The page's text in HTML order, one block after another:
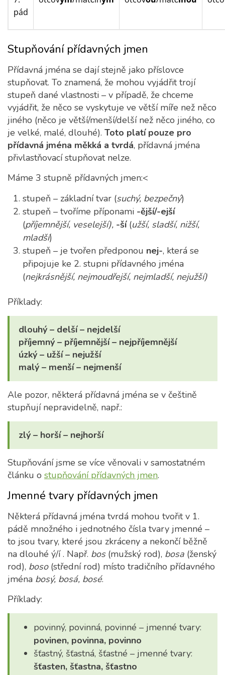
pád
Stupňování přídavných jmen
Přídavná jména se dají stejně jako příslovce
stupňovat. To znamená, že mohou vyjádřit trojí
stupeň dané vlastnosti – v případě, že chceme
vyjádřit, že něco se vyskytuje ve větší míře než něco
jiného (něco je větší/menší/delší než něco jiného, co
je velké, malé, dlouhé). Toto platí pouze pro
přídavná jména měkká a tvrdá, přídavná jména
přivlastňovací stupňovat nelze.
Máme 3 stupně přídavných jmen:<
stupeň – základní tvar (suchý, bezpečný)
stupeň – tvoříme příponami -ější/-ejší
(příjemnější, veselejší), -ší(užší, sladší, nižší,
mladší)
stupeň – je tvořen předponou nej-, která se
připojuje ke 2. stupni přídavného jména
(nejkrásnější, nejmoudřejší, nejmladší, nejužší)
Příklady:
dlouhý – delší – nejdelší
příjemný – příjemnější – nejpříjemnější
úzký – užší – nejužší
malý – menší – nejmenší
Ale pozor, některá přídavná jména se v češtině
stupňují nepravidelně, např.:
zlý – horší – nejhorší
Stupňování jsme se více věnovali v samostatném
článku o stupňování přídavných jmen.
Jmenné tvary přídavných jmen
Některá přídavná jména tvrdá mohou tvořit v 1.
pádě množného i jednotného čísla tvary jmenné –
to jsou tvary, které jsou zkráceny a nekončí běžně
na dlouhé ý/í . Např. bos(mužský rod), bosa (ženský
rod), boso (střední rod) místo tradičního přídavného
jména bosý, bosá, bosé.
Příklady:
povinný, povinná, povinné – jmenné tvary:
povinen, povinna, povinno
šťastný, šťastná, šťastné – jmenné tvary:
šťasten, šťastna, šťastno